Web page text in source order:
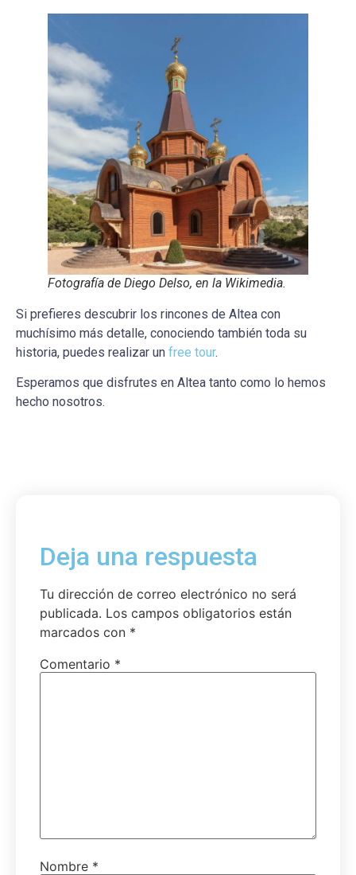
Fotografía de Diego Delso, en la Wikimedia.
Si prefieres descubrir los rincones de Altea con
muchísimo más detalle, conociendo también toda su
historia, puedes realizar un free tour.
Esperamos que disfrutes en Altea tanto como lo hemos
hecho nosotros.
Deja una respuesta
Tu dirección de correo electrónico no será
publicada. Los campos obligatorios están
marcados con *
Comentario *
Nombre *